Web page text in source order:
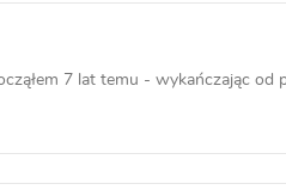
7 lat temu - wykańczając od